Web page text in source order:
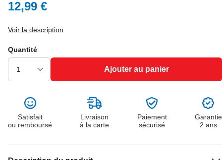
12,99 €
Voir la description
Quantité
Ajouter au panier
Satisfait
ou remboursé
Livraison
à la carte
Paiement
sécurisé
Garantie
2 ans